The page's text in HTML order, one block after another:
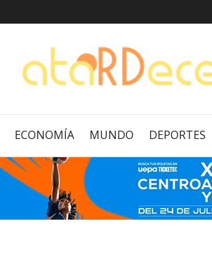
ECONOMÍA MUNDO DEPORTES